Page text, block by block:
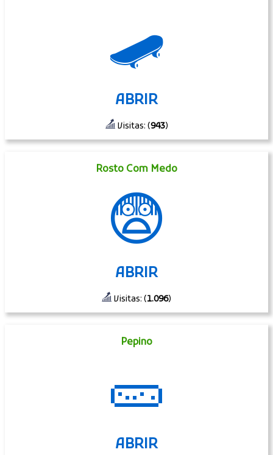
🛹
ABRIR
Visitas: (943)
Rosto Com Medo
😨
ABRIR
Visitas: (1.096)
Pepino
🥒
ABRIR